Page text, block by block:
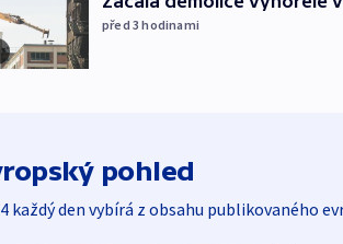
před 3hodinami
pohled
každý den vybírá z obsahu publikovaného